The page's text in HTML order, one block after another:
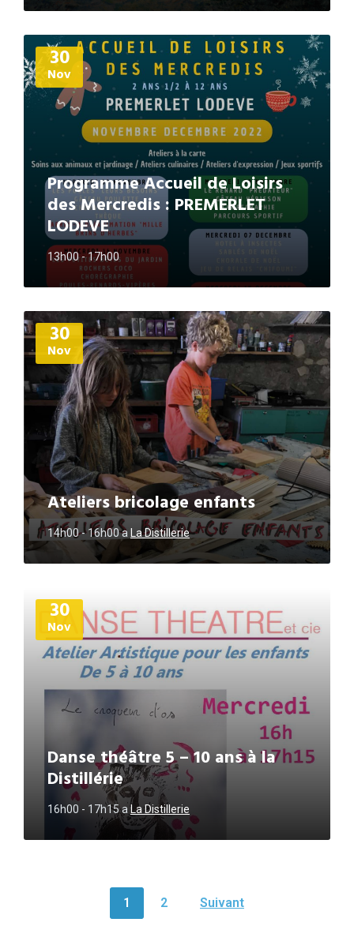
30
Nov
Programme Accueil de Loisirs
des Mercredis : PREMERLET
LODEVE
13h00 - 17h00
Plus
d'informations
30
Nov
Ateliers bricolage enfants
14h00 - 16h00a La Distillerie
Plus
d'informations
30
Nov
Danse théâtre 5 – 10 ans à la
Distillérie
16h00 - 17h15aLa Distillerie
d'informations
1 2 Suivant